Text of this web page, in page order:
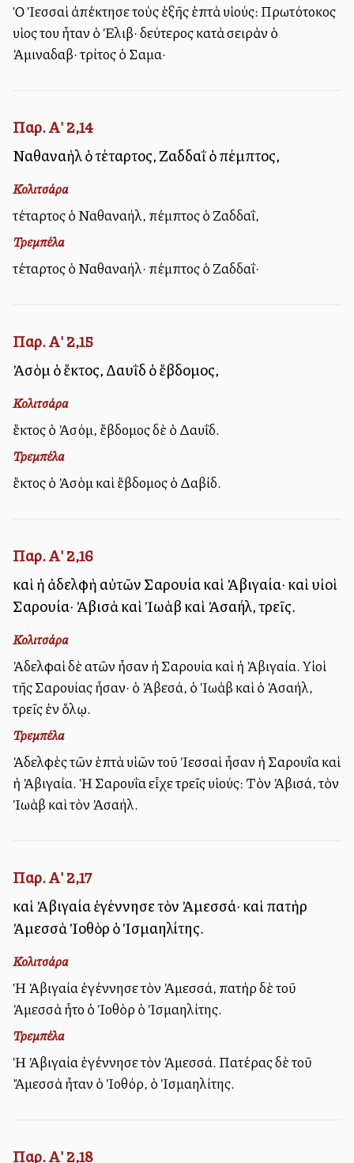
Ὁ Ἰεσσαὶ ἀπέκτησε τοὺς ἑξῆς ἑπτὰ υἱούς: Πρωτότοκος
υἱος του ἦταν ὁ Ἐλιβ· δεύτερος κατὰ σειρὰν ὁ
Ἀμιναδαβ· τρίτος ὁ Σαμα·
Παρ. Α' 2,14
Ναθαναὴλ ὁ τέταρτος, Ζαδδαῒ ὁ πέμπτος,
Κολιτσάρα
τέταρτος ὁ Ναθαναήλ, πέμπτος ὁ Ζαδδαΐ,
Τρεμπέλα
τέταρτος ὁ Ναθαναήλ· πέμπτος ὁ Ζαδδαΐ·
Παρ. Α' 2,15
Ἀσὸμ ὁ ἕκτος, Δαυῒδ ὁ ἕβδομος,
Κολιτσάρα
ἕκτος ὁ Ἀσόμ, ἕβδομος δὲ ὁ Δαυΐδ.
Τρεμπέλα
ἕκτος ὁ Ἀσὸμ καὶ ἕβδομος ὁ Δαβίδ.
Παρ. Α' 2,16
καὶ ἡ ἀδελφὴ αὐτῶν Σαρουία καὶ Ἀβιγαία· καὶ υἱοὶ
Σαρουία· Ἀβισὰ καὶ Ἰωὰβ καὶ Ἀσαήλ, τρεῖς.
Κολιτσάρα
Ἀδελφαὶ δὲ αὐτῶν ἦσαν ἡ Σαρουία καὶ ἡ Ἀβιγαία. Υἱοὶ
τῆς Σαρουίας ἦσαν· ὁ Ἀβεσά, ὁ Ἰωὰβ καὶ ὁ Ἀσαήλ,
τρεῖς ἐν ὅλῳ.
Τρεμπέλα
Ἀδελφὲς τῶν ἑπτὰ υἱῶν τοῦ Ἰεσσαὶ ἦσαν ἡ Σαρουΐα καὶ
ἡ Ἀβιγαία. Ἡ Σαρουΐα εἶχε τρεῖς υἱούς: Τὸν Ἀβισά, τὸν
Ἰωὰβ καὶ τὸν Ἀσαήλ.
Παρ. Α' 2,17
καὶ Ἀβιγαία ἐγέννησε τὸν Ἀμεσσά· καὶ πατὴρ
Ἀμεσσὰ Ἰοθὸρ ὁ Ἰσμαηλίτης.
Κολιτσάρα
Ἡ Ἀβιγαία ἐγέννησε τὸν Ἀμεσσά, πατὴρ δὲ τοῦ
Ἀμεσσὰ ἦτο ὁ Ἰοθὸρ ὁ Ἰσμαηλίτης.
Τρεμπέλα
Ἡ Ἀβιγαία ἐγέννησε τὸν Ἀμεσσά. Πατέρας δὲ τοῦ
Ἄμεσσὰ ἦταν ὁ Ἰοθόρ, ὁ Ἰσμαηλίτης.
Παρ. Α' 2,18